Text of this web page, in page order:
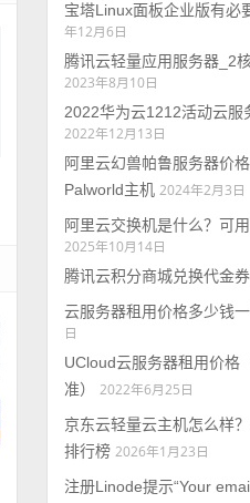
宝塔Linux面板企业版有必
年12月6日
腾讯云轻量应用服务器_2
2023年8月10日
2022华为云1212活动云服
2022年12月13日
阿里云幻兽帕鲁服务器价
Palworld主机 2024年2月3日
阿里云交换机是什么？可
2025年10月14日
腾讯云积分商城兑换代金
云服务器租用价格多少钱
日
UCloud云服务器租用价格
准）
2022年6月25日
京东云轻量云主机怎么样
排行榜 2026年1月23日
注册Linode提示“Your